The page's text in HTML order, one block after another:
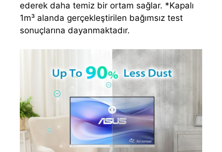
ederek daha temiz bir ortam sağlar. *Kapalı
1m³ alanda gerçekleştirilen bağımsız test
sonuçlarına dayanmaktadır.